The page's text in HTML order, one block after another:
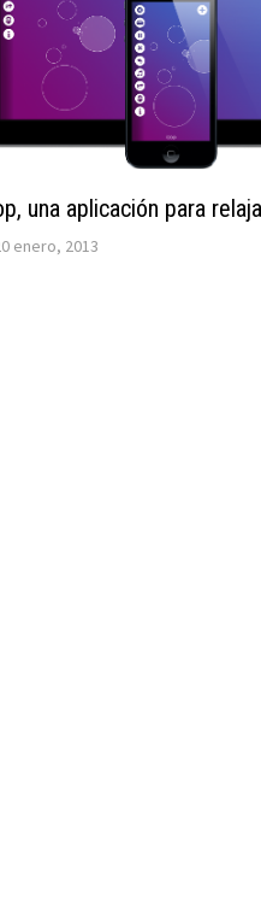
una aplicación para
enero, 2013